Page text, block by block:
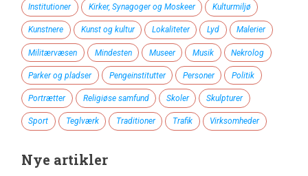
Institutioner Kirker, Synagoger og Moskeer Kulturmiljø
Kunstnere Kunst og kultur Lokaliteter Lyd Malerier
Militærvæsen Mindesten Museer Musik Nekrolog
Parker og pladser Pengeinstitutter Personer Politik
Portrætter Religiøse samfund Skoler Skulpturer
Sport Teglværk Traditioner Trafik Virksomheder
Nye artikler